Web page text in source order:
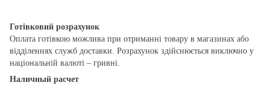
Готівковий розрахунок
Оплата готівкою можлива при отриманні товару в магазинах або
відділеннях служб доставки. Розрахунок здійснюється виключно у
національній валюті – гривні.
Наличный расчет